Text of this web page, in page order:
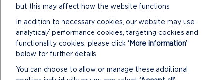
COD CEFN GWLAD!
Mwynhewch y cefn gwlad a pharchu ei
fywyd a’i waith
Gochelwch rhag unrhyw risg o dân
but this may affect how the website functions
In addition to necessary cookies, our website may use
analytical/ performance cookies, targeting cookies and
functionality cookies: please click ‘More information’
below for further details
You can choose to allow or manage these additional